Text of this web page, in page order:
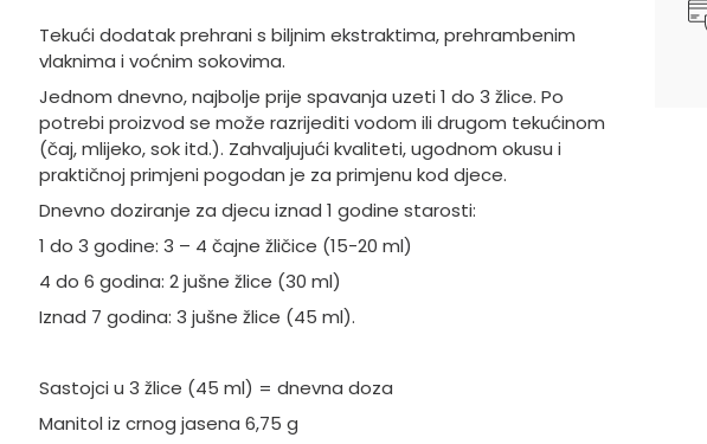
Tekući dodatak prehrani s biljnim ekstraktima, prehrambenim
vlaknima i voćnim sokovima.
Jednom dnevno, najbolje prije spavanja uzeti 1 do 3 žlice. Po
potrebi proizvod se može razrijediti vodom ili drugom tekućinom
(čaj, mlijeko, sok itd.). Zahvaljujući kvaliteti, ugodnom okusu i
praktičnoj primjeni pogodan je za primjenu kod djece.
Dnevno doziranje za djecu iznad 1 godine starosti:
1 do 3 godine: 3 – 4 čajne žličice (15-20 ml)
4 do 6 godina: 2 jušne žlice (30 ml)
Iznad 7 godina: 3 jušne žlice (45 ml).
Sastojci u 3 žlice (45 ml) = dnevna doza
Manitol iz crnog jasena 6,75 g